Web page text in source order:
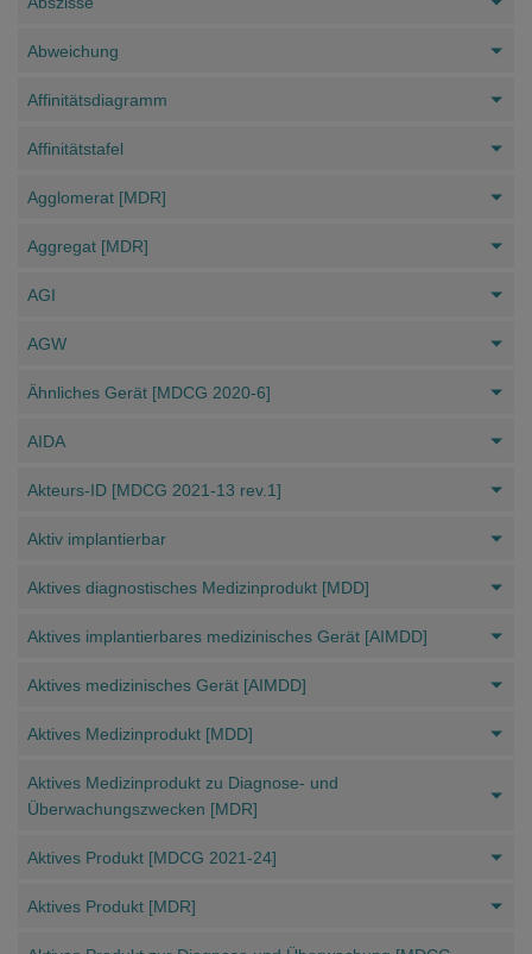
Abweichung
Affinitätsdiagramm
Affinitätstafel
Agglomerat [MDR]
Aggregat [MDR]
AGI
AGW
Ähnliches Gerät [MDCG 2020-6]
AIDA
Akteurs-ID [MDCG 2021-13 rev.1]
Aktiv implantierbar
Aktives diagnostisches Medizinprodukt [MDD]
Aktives implantierbares medizinisches Gerät [AIMDD]
Aktives medizinisches Gerät [AIMDD]
Aktives Medizinprodukt [MDD]
Aktives Medizinprodukt zu Diagnose- und
Überwachungszwecken [MDR]
Aktives Produkt [MDCG 2021-24]
Aktives Produkt [MDR]